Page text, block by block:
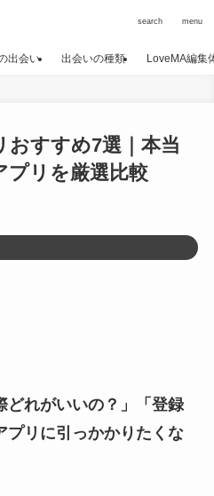
search menu
出会い 出会いの種類 LoveMA編集
おすすめ7選｜本当
プリを厳選比較
どれがいいの？」「登録
プリに引っかかりたくな